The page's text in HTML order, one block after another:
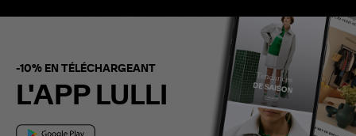
-10% EN TÉLÉCHARGEANT
L'APP LULLI